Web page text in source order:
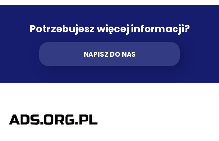
Potrzebujesz więcej informacji?
NAPISZ DO NAS